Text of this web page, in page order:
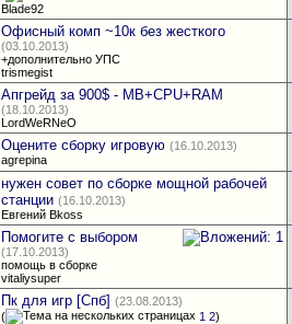
Blade92
Офисный комп ~10к без жесткого
(03.10.2013)
+дополнительно УПС
trismegist
Апгрейд за 900$ - MB+CPU+RAM
(18.10.2013)
LordWeRNeO
Оцените сборку игровую (16.10.2013)
agrepina
нужен совет по сборке мощной рабочей
станции (16.10.2013)
Евгений Bkoss
Помогите с выбором
(17.10.2013)
помощь в сборке
vitaliysuper
Пк для игр [Спб] (23.08.2013)
(
1 2)